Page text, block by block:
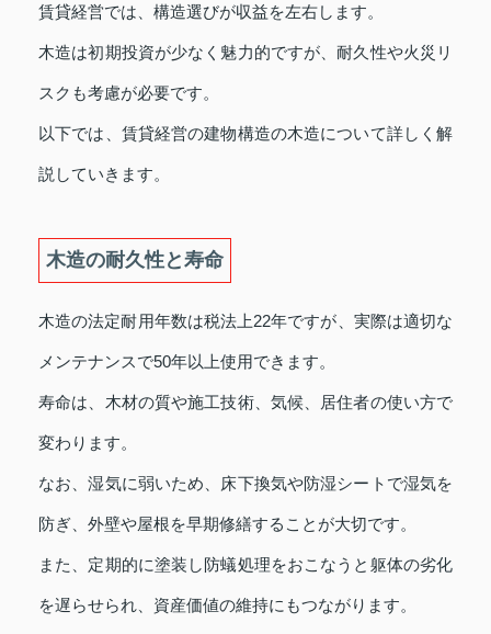
賃貸経営では、構造選びが収益を左右します。
木造は初期投資が少なく魅力的ですが、耐久性や火災リ
スクも考慮が必要です。
以下では、賃貸経営の建物構造の木造について詳しく解
説していきます。
木造の耐久性と寿命
木造の法定耐用年数は税法上22年ですが、実際は適切な
メンテナンスで50年以上使用できます。
寿命は、木材の質や施工技術、気候、居住者の使い方で
変わります。
なお、湿気に弱いため、床下換気や防湿シートで湿気を
防ぎ、外壁や屋根を早期修繕することが大切です。
また、定期的に塗装し防蟻処理をおこなうと躯体の劣化
を遅らせられ、資産価値の維持にもつながります。